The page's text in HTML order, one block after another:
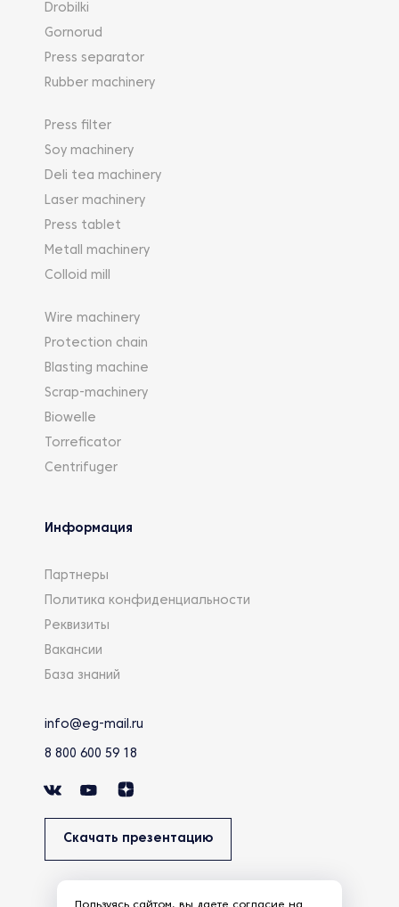
Drobilki
Gornorud
Press separator
Rubber machinery
Press filter
Soy machinery
Deli tea machinery
Laser machinery
Press tablet
Metall machinery
Colloid mill
Wire machinery
Protection chain
Blasting machine
Scrap-machinery
Biowelle
Torreficator
Centrifuger
Информация
Партнеры
Политика конфиденциальности
Реквизиты
Вакансии
База знаний
info@eg-mail.ru
8 800 600 59 18
Скачать презентацию